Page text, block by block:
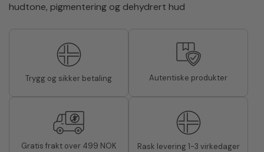
hudtone, pigmentering og dehydrert hud
Trygg og sikker betaling Autentiske produkter
Gratis frakt over 499 NOK Rask levering 1-3 virkedager